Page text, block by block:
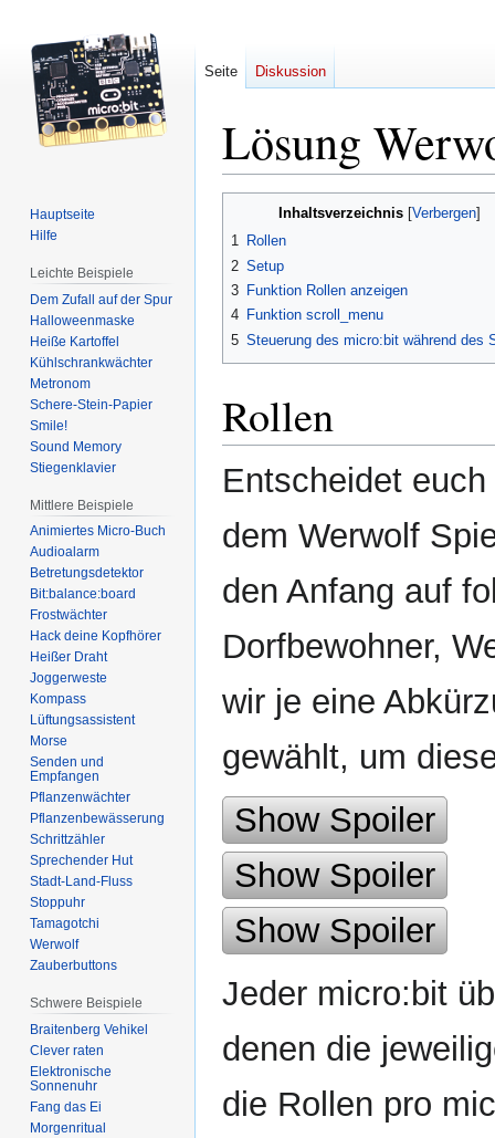
Lösung
Inhaltsverzeichnis
1 Rollen
2 Setup
3 Funktion Rollen anzeigen
4 Funktion scroll_menu
5 Steuerung des micro:bit während des
Rollen
Entscheidet
dem Werwolf
den Anfang auf
Dorfbewohner,
wir je eine
gewählt, um
Show Spoiler
Show Spoiler
Show Spoiler
Jeder micro:bit
denen die
die Rollen pro
Seite Diskussion
Hauptseite
Hilfe
Leichte Beispiele
Dem Zufall auf der Spur
Halloweenmaske
Heiße Kartoffel
Kühlschrankwächter
Metronom
Schere-Stein-Papier
Smile!
Sound Memory
Stiegenklavier
Mittlere Beispiele
Animiertes Micro-Buch
Audioalarm
Betretungsdetektor
Bit:balance:board
Frostwächter
Hack deine Kopfhörer
Heißer Draht
Joggerweste
Kompass
Lüftungsassistent
Morse
Senden und
Empfangen
Pflanzenwächter
Pflanzenbewässerung
Schrittzähler
Sprechender Hut
Stadt-Land-Fluss
Stoppuhr
Tamagotchi
Werwolf
Zauberbuttons
Schwere Beispiele
Braitenberg Vehikel
Clever raten
Elektronische
Sonnenuhr
Fang das Ei
Morgenritual